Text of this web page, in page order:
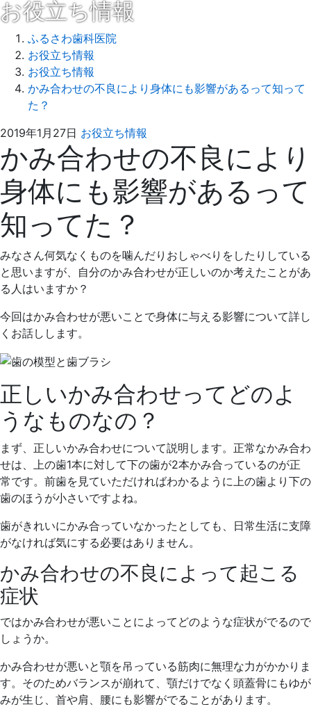
お役立ち情報
ふるさわ歯科医院
お役立ち情報
お役立ち情報
かみ合わせの不良により身体にも影響があるって知って
た？
2019年1月27日 お役立ち情報
年
6
月
13
る
さ
わ
歯
院
かみ合わせの不良により
身体にも影響があるって
知ってた？
みなさん何気なくものを噛んだりおしゃべりをしたりしている
と思いますが、自分のかみ合わせが正しいのか考えたことがあ
る人はいますか？
今回はかみ合わせが悪いことで身体に与える影響について詳し
くお話しします。
正しいかみ合わせってどのよ
うなものなの？
まず、正しいかみ合わせについて説明します。正常なかみ合わ
せは、上の歯1本に対して下の歯が2本かみ合っているのが正
常です。前歯を見ていただければわかるように上の歯より下の
歯のほうが小さいですよね。
歯がきれいにかみ合っていなかったとしても、日常生活に支障
がなければ気にする必要はありません。
かみ合わせの不良によって起こる
症状
ではかみ合わせが悪いことによってどのような症状がでるので
しょうか。
かみ合わせが悪いと顎を吊っている筋肉に無理な力がかかりま
す。そのためバランスが崩れて、顎だけでなく頭蓋骨にもゆが
みが生じ、首や肩、腰にも影響がでることがあります。